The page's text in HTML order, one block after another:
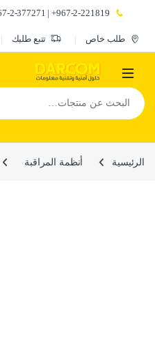
967-2-221819+ | 967-2-377271+
طلب خاص تتبع طلبك
البحث عن:
الرئيسية أنظمة المراقبة